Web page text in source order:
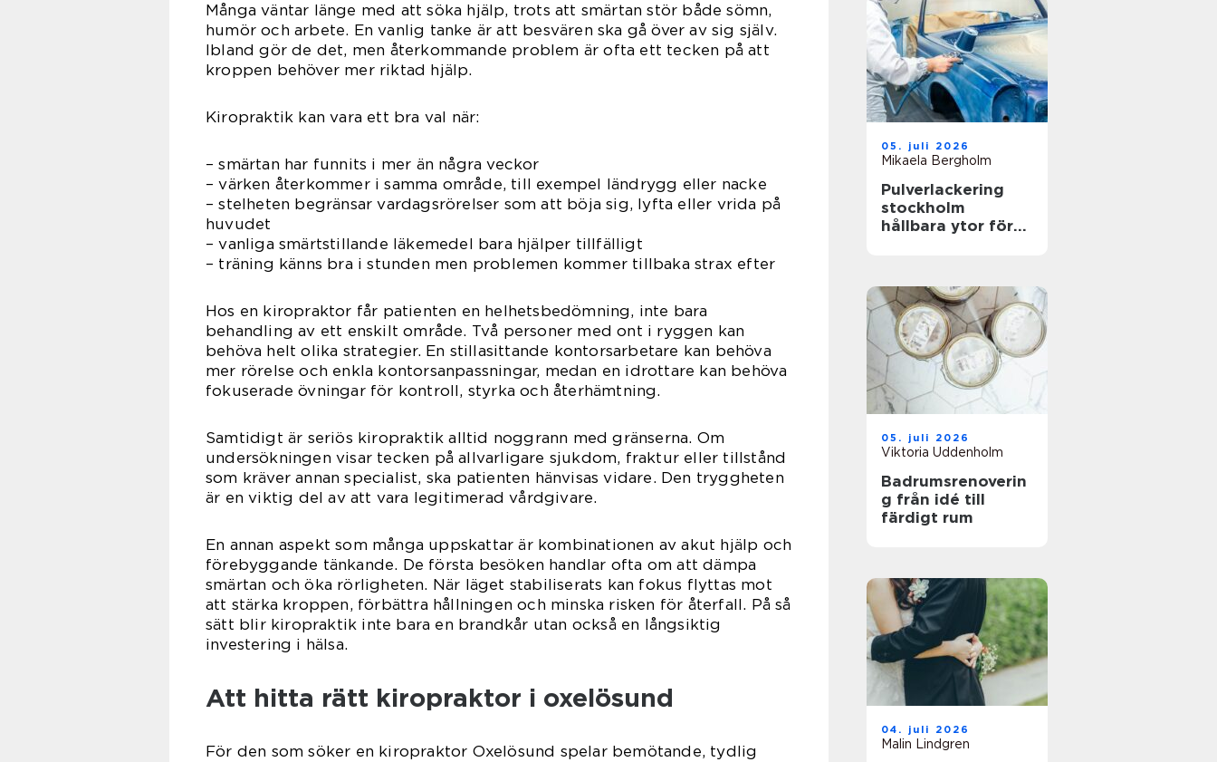
Många väntar länge med att söka hjälp, trots att smärtan stör både sömn,
humör och arbete. En vanlig tanke är att besvären ska gå över av sig själv.
Ibland gör de det, men återkommande problem är ofta ett tecken på att
kroppen behöver mer riktad hjälp.
Kiropraktik kan vara ett bra val när:
– smärtan har funnits i mer än några veckor
– värken återkommer i samma område, till exempel ländrygg eller nacke
– stelheten begränsar vardagsrörelser som att böja sig, lyfta eller vrida på
huvudet
– vanliga smärtstillande läkemedel bara hjälper tillfälligt
– träning känns bra i stunden men problemen kommer tillbaka strax efter
Hos en kiropraktor får patienten en helhetsbedömning, inte bara
behandling av ett enskilt område. Två personer med ont i ryggen kan
behöva helt olika strategier. En stillasittande kontorsarbetare kan behöva
mer rörelse och enkla kontorsanpassningar, medan en idrottare kan behöva
fokuserade övningar för kontroll, styrka och återhämtning.
Samtidigt är seriös kiropraktik alltid noggrann med gränserna. Om
undersökningen visar tecken på allvarligare sjukdom, fraktur eller tillstånd
som kräver annan specialist, ska patienten hänvisas vidare. Den tryggheten
är en viktig del av att vara legitimerad vårdgivare.
En annan aspekt som många uppskattar är kombinationen av akut hjälp och
förebyggande tänkande. De första besöken handlar ofta om att dämpa
smärtan och öka rörligheten. När läget stabiliserats kan fokus flyttas mot
att stärka kroppen, förbättra hållningen och minska risken för återfall. På så
sätt blir kiropraktik inte bara en brandkår utan också en långsiktig
investering i hälsa.
Att hitta rätt kiropraktor i oxelösund
För den som söker en kiropraktor Oxelösund spelar bemötande, tydlig
05. juli 2026
Mikaela Bergholm
Pulverlackering
stockholm
hållbara ytor för
05. juli 2026
Viktoria Uddenholm
Badrumsrenoverin
g från idé till
färdigt rum
04. juli 2026
Malin Lindgren